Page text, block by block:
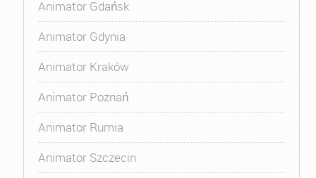
Animator Gdańsk
Animator Gdynia
Animator Kraków
Animator Poznań
Animator Rumia
Animator Szczecin